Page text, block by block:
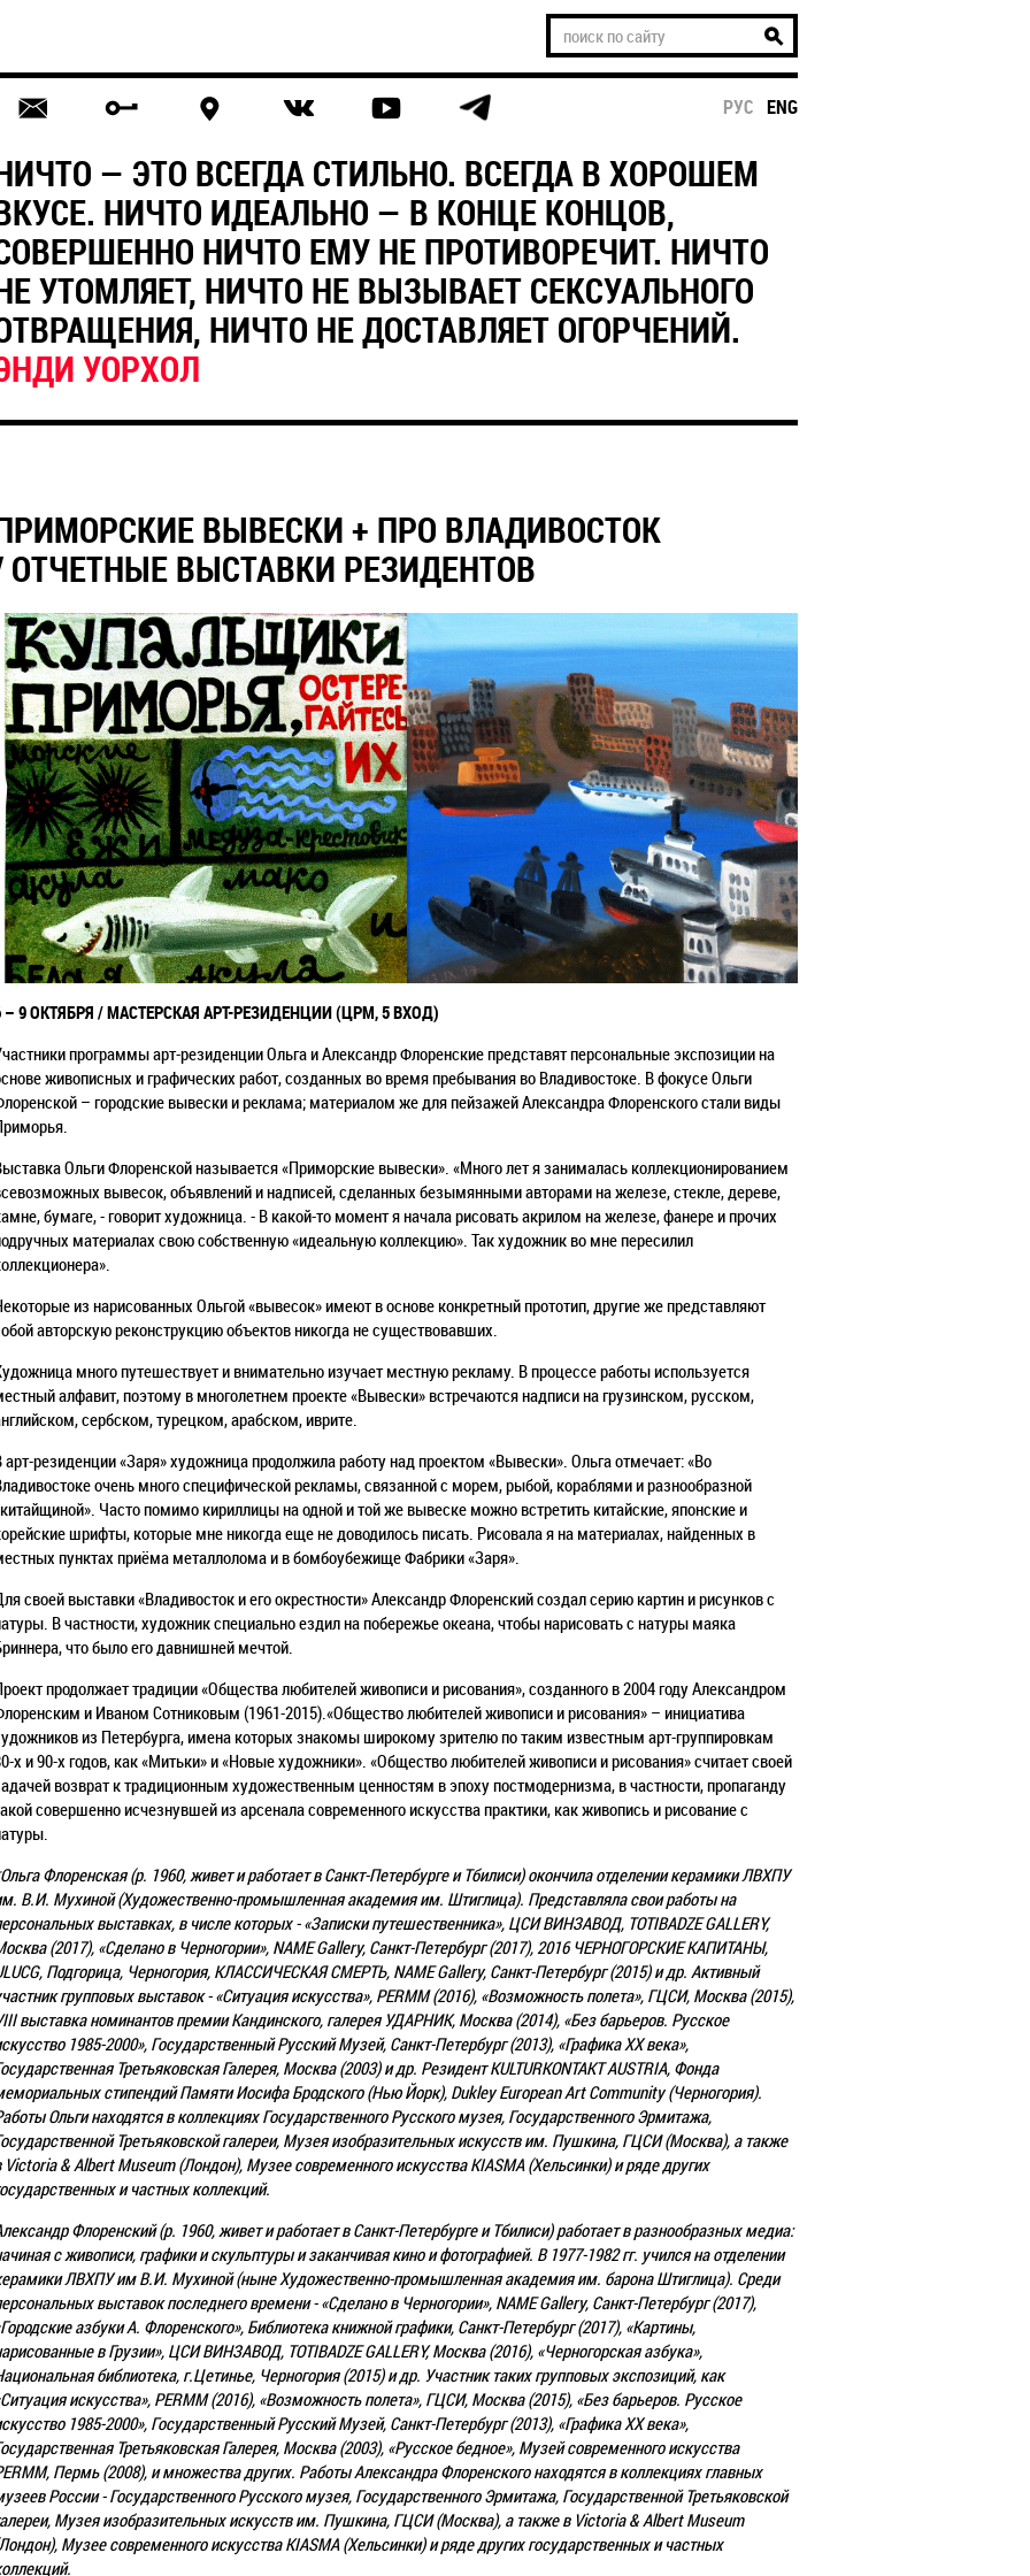
РУС ENG
— ЭТО ВСЕГДА СТИЛЬНО. ВСЕГДА В ХОРОШЕМ
НИЧТО ИДЕАЛЬНО — В КОНЦЕ КОНЦОВ,
НИЧТО ЕМУ НЕ ПРОТИВОРЕЧИТ. НИЧТО
УТОМЛЯЕТ, НИЧТО НЕ ВЫЗЫВАЕТ СЕКСУАЛЬНОГО
НИЧТО НЕ ДОСТАВЛЯЕТ ОГОРЧЕНИЙ.
УОРХОЛ
ВЫВЕСКИ + ПРО ВЛАДИВОСТОК
ОТЧЕТНЫЕ ВЫСТАВКИ РЕЗИДЕНТОВ
– 9 ОКТЯБРЯ / МАСТЕРСКАЯ АРТ-РЕЗИДЕНЦИИ (ЦРМ, 5 ВХОД)
программы арт-резиденции Ольга и Александр Флоренские представят персональные экспозиции на
живописных и графических работ, созданных во время пребывания во Владивостоке. В фокусе Ольги
– городские вывески и реклама; материалом же для пейзажей Александра Флоренского стали виды
Ольги Флоренской называется «Приморские вывески». «Много лет я занималась коллекционированием
вывесок, объявлений и надписей, сделанных безымянными авторами на железе, стекле, дереве,
бумаге, - говорит художница. - В какой-то момент я начала рисовать акрилом на железе, фанере и прочих
материалах свою собственную «идеальную коллекцию». Так художник во мне пересилил
из нарисованных Ольгой «вывесок» имеют в основе конкретный прототип, другие же представляют
авторскую реконструкцию объектов никогда не существовавших.
много путешествует и внимательно изучает местную рекламу. В процессе работы используется
алфавит, поэтому в многолетнем проекте «Вывески» встречаются надписи на грузинском, русском,
сербском, турецком, арабском, иврите.
арт-резиденции «Заря» художница продолжила работу над проектом «Вывески». Ольга отмечает: «Во
очень много специфической рекламы, связанной с морем, рыбой, кораблями и разнообразной
Часто помимо кириллицы на одной и той же вывеске можно встретить китайские, японские и
шрифты, которые мне никогда еще не доводилось писать. Рисовала я на материалах, найденных в
пунктах приёма металлолома и в бомбоубежище Фабрики «Заря».
своей выставки «Владивосток и его окрестности» Александр Флоренский создал серию картин и рисунков с
В частности, художник специально ездил на побережье океана, чтобы нарисовать с натуры маяка
что было его давнишней мечтой.
продолжает традиции «Общества любителей живописи и рисования», созданного в 2004 году Александром
и Иваном Сотниковым (1961-2015).«Общество любителей живописи и рисования» – инициатива
из Петербурга, имена которых знакомы широкому зрителю по таким известным арт-группировкам
х и 90-х годов, как «Митьки» и «Новые художники». «Общество любителей живописи и рисования» считает своей
возврат к традиционным художественным ценностям в эпоху постмодернизма, в частности, пропаганду
совершенно исчезнувшей из арсенала современного искусства практики, как живопись и рисование с
Ольга Флоренская (р. 1960, живет и работает в Санкт-Петербурге и Тбилиси) окончила отделении керамики ЛВХПУ
В.И. Мухиной (Художественно-промышленная академия им. Штиглица). Представляла свои работы на
выставках, в числе которых - «Записки путешественника», ЦСИ ВИНЗАВОД, TOTIBADZE GALLERY,
(2017), «Сделано в Черногории», NАME Gallery, Санкт-Петербург (2017), 2016 ЧЕРНОГОРСКИЕ КАПИТАНЫ,
Подгорица, Черногория, КЛАССИЧЕСКАЯ СМЕРТЬ, NАME Gallery, Санкт-Петербург (2015) и др. Активный
групповых выставок - «Ситуация искусства», PERMM (2016), «Возможность полета», ГЦСИ, Москва (2015),
выставка номинантов премии Кандинского, галерея УДАРНИК, Москва (2014), «Без барьеров. Русское
1985-2000», Государственный Русский Музей, Санкт-Петербург (2013), «Графика ХХ века»,
Третьяковская Галерея, Москва (2003) и др. Резидент KULTURKONTAKT AUSTRIA, Фонда
стипендий Памяти Иосифа Бродского (Нью Йорк), Dukley European Art Community (Черногория).
Ольги находятся в коллекциях Государственного Русского музея, Государственного Эрмитажа,
Третьяковской галереи, Музея изобразительных искусств им. Пушкина, ГЦСИ (Москва), а также
Victoria & Albert Museum (Лондон), Музее современного искусства KIASMA (Хельсинки) и ряде других
и частных коллекций.
Флоренский (р. 1960, живет и работает в Санкт-Петербурге и Тбилиси) работает в разнообразных медиа:
с живописи, графики и скульптуры и заканчивая кино и фотографией. В 1977-1982 гг. учился на отделении
ЛВХПУ им В.И. Мухиной (ныне Художественно-промышленная академия им. барона Штиглица). Среди
выставок последнего времени - «Сделано в Черногории», NАME Gallery, Санкт-Петербург (2017),
азбуки А. Флоренского», Библиотека книжной графики, Санкт-Петербург (2017), «Картины,
в Грузии», ЦСИ ВИНЗАВОД, TOTIBADZE GALLERY, Москва (2016), «Черногорская азбука»,
библиотека, г.Цетинье, Черногория (2015) и др. Участник таких групповых экспозиций, как
искусства», PERMM (2016), «Возможность полета», ГЦСИ, Москва (2015), «Без барьеров. Русское
1985-2000», Государственный Русский Музей, Санкт-Петербург (2013), «Графика ХХ века»,
Третьяковская Галерея, Москва (2003), «Русское бедное», Музей современного искусства
Пермь (2008), и множества других. Работы Александра Флоренского находятся в коллекциях главных
России - Государственного Русского музея, Государственного Эрмитажа, Государственной Третьяковской
Музея изобразительных искусств им. Пушкина, ГЦСИ (Москва), а также в Victoria & Albert Museum
Музее современного искусства KIASMA (Хельсинки) и ряде других государственных и частных